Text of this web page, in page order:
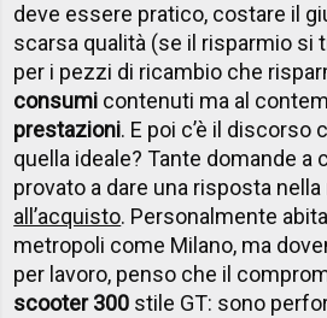
deve essere pratico, costare il
scarsa qualità (se il risparmio si
per i pezzi di ricambio che
consumi contenuti ma al
prestazioni. E poi c’è il discorso
quella ideale? Tante domande a
provato a dare una risposta
all’acquisto. Personalmente
metropoli come Milano, ma
per lavoro, penso che il
scooter 300 stile GT: sono